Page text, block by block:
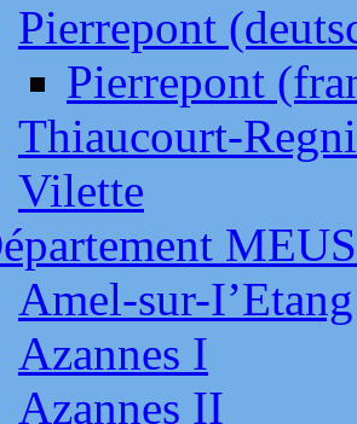
Pierrepont
Pierrepont
Thiaucourt-
Vilette
Amel-sur-
Azannes I
Azannes II